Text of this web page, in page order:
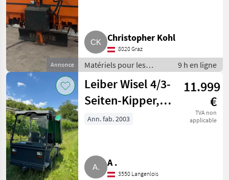
Annonce
Christopher Kohl
8020 Graz
Matériels pour les
services publics /
Matériels de
déneigement
9 h en ligne
Leiber Wisel 4/3-
Seiten-Kipper,
Hoflader,
11.999
€
TVA non
applicable
Ann. fab. 2003
A .
3550 Langenlois